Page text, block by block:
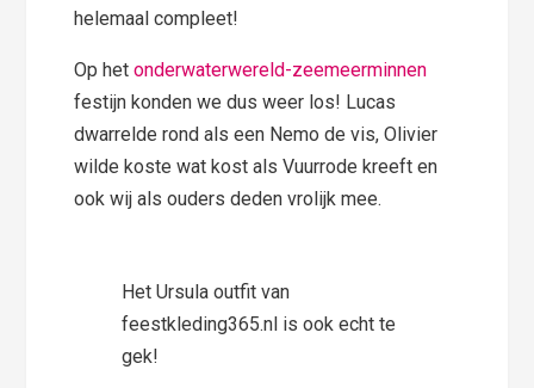
helemaal compleet!
Op hetonderwaterwereld-zeemeerminnen
festijn konden we dus weer los! Lucas
dwarrelde rond als een Nemo de vis, Olivier
wilde koste wat kost als Vuurrode kreeft en
ook wij als ouders deden vrolijk mee.
Het Ursula outfit van
feestkleding365.nl is ook echt te
gek!